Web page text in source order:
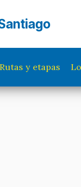
Rutas y etapas